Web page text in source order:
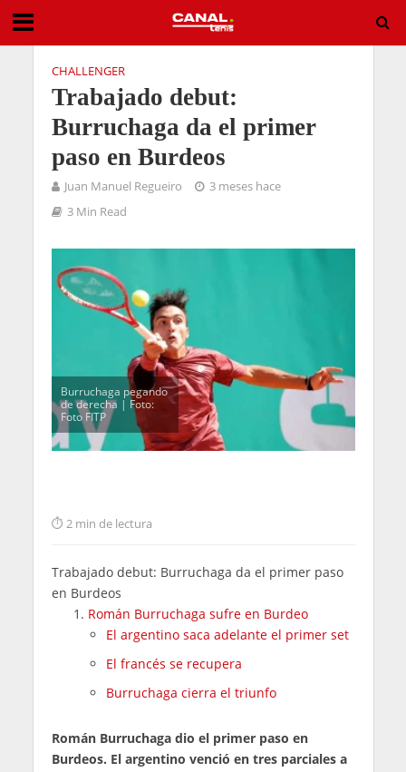
CHALLENGER
Trabajado debut:
Burruchaga da el primer
paso en Burdeos
Juan Manuel Regueiro
3 meses hace
3 Min Read
Burruchaga pegando
de derecha | Foto:
Foto FITP
2 min de lectura
Trabajado debut: Burruchaga da el primer paso
en Burdeos
Román Burruchaga sufre en Burdeo
El argentino saca adelante el primer set
El francés se recupera
Burruchaga cierra el triunfo
Román Burruchaga dio el primer paso en
Burdeos. El argentino venció en tres parciales a